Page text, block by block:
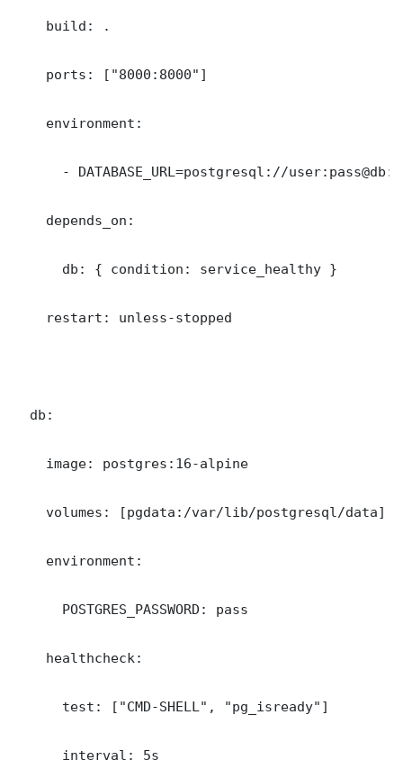
    build: .
    ports: ["8000:8000"]
    environment:
- DATABASE_URL=postgresql://
    depends_on:
      db: { condition: service_healthy }
    restart: unless-stopped
  db:
    image: postgres:16-alpine
    volumes: [pgdata:/var/lib/postgresql/data]
    environment:
      POSTGRES_PASSWORD: pass
    healthcheck:
      test: ["CMD-SHELL", "pg_isready"]
      interval: 5s